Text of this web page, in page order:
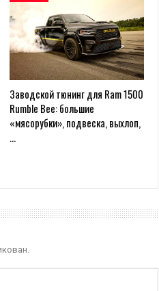
Заводской тюнинг для Ram 1500
Rumble Bee: большие
«мясорубки», подвеска, выхлоп,
…